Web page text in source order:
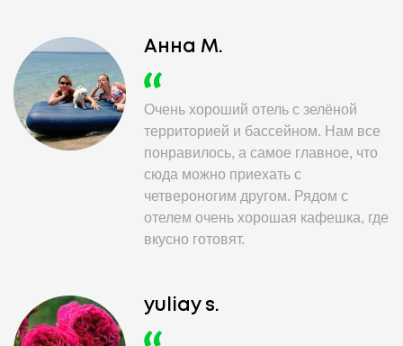
общем отдыхом остались довольны.
Анна М.
Очень хороший отель с зелёной
территорией и бассейном. Нам все
понравилось, а самое главное, что
сюда можно приехать с
четвероногим другом. Рядом с
отелем очень хорошая кафешка, где
вкусно готовят.
yuliay s.